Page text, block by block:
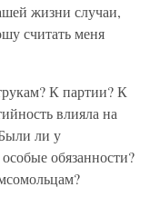
жизни случаи,
считать меня
К партии? К
влияла на
ли у
обязанности?